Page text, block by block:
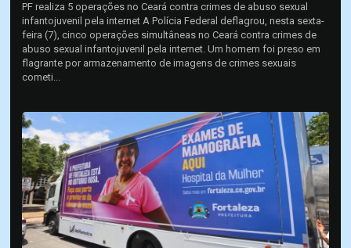
PF realiza 5 operações no Ceará contra crimes de abuso sexual
infantojuvenil pela internet A Polícia Federal deflagrou, nesta sexta-
feira (7), cinco operações simultâneas no Ceará contra crimes de
abuso sexual infantojuvenil pela internet. Um homem foi preso em
flagrante por armazenamento de imagens de crimes sexuais
cometi...